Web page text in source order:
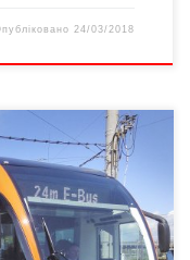
24/03/2018
Van Hool
у місті Котрейк
тролейбуса